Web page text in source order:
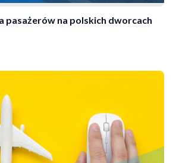
pasażerów na polskich dworcach